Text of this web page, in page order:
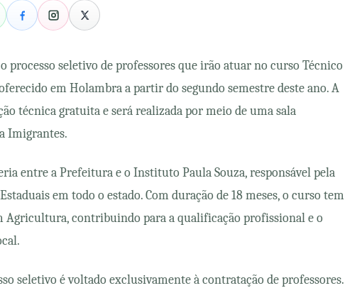
processo seletivo de professores que irão atuar no curso Técnico
em Holambra a partir do segundo semestre deste ano. A
técnica gratuita e será realizada por meio de uma sala
Imigrantes.
entre a Prefeitura e o Instituto Paula Souza, responsável pela
em todo o estado. Com duração de 18 meses, o curso tem
Agricultura, contribuindo para a qualificação profissional e o
seletivo é voltado exclusivamente à contratação de professores.